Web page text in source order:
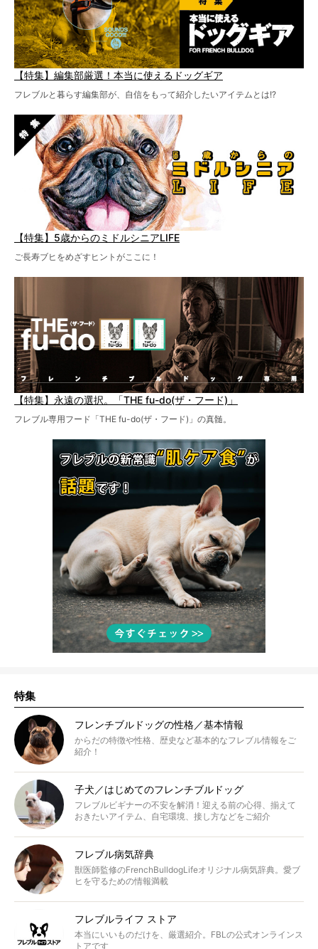
【特集】編集部厳選！本当に使えるドッグギア
フレブルと暮らす編集部が、自信をもって紹介したいアイテムとは!?
【特集】5歳からのミドルシニアLIFE
ご長寿ブヒをめざすヒントがここに！
【特集】永遠の選択。「THE fu-do(ザ・フード)」
フレブル専用フード「THE fu-do(ザ・フード)」の真髄。
特集
フレンチブルドッグの性格／基本情報
からだの特徴や性格、歴史など基本的なフレブル情報をご
紹介！
子犬／はじめてのフレンチブルドッグ
フレブルビギナーの不安を解消！迎える前の心得、揃えて
おきたいアイテム、自宅環境、接し方などをご紹介
フレブル病気辞典
獣医師監修のFrenchBulldogLifeオリジナル病気辞典。愛ブ
ヒを守るための情報満載
フレブルライフ ストア
本当にいいものだけを、厳選紹介。FBLの公式オンラインス
トアです